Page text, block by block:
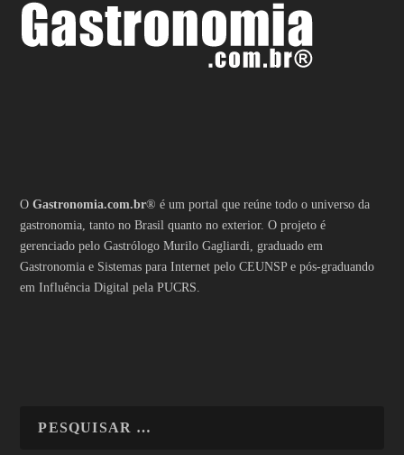
OGastronomia.com.br® é um portal que reúne todo o universo da
gastronomia, tanto no Brasil quanto no exterior. O projeto é
gerenciado pelo Gastrólogo Murilo Gagliardi, graduado em
Gastronomia e Sistemas para Internet pelo CEUNSP e pós-graduando
em Influência Digital pela PUCRS.